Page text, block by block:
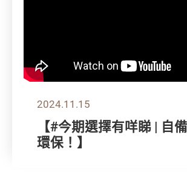
2024.11.15
【#今期選擇有咩睇 | 自
環保！】